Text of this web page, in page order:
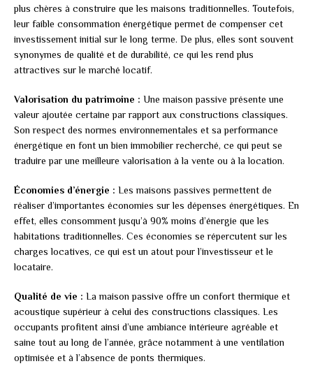
plus chères à construire que les maisons traditionnelles. Toutefois,
leur faible consommation énergétique permet de compenser cet
investissement initial sur le long terme. De plus, elles sont souvent
synonymes de qualité et de durabilité, ce qui les rend plus
attractives sur le marché locatif.
Valorisation du patrimoine : Une maison passive présente une
valeur ajoutée certaine par rapport aux constructions classiques.
Son respect des normes environnementales et sa performance
énergétique en font un bien immobilier recherché, ce qui peut se
traduire par une meilleure valorisation à la vente ou à la location.
Économies d’énergie : Les maisons passives permettent de
réaliser d’importantes économies sur les dépenses énergétiques. En
effet, elles consomment jusqu’à 90% moins d’énergie que les
habitations traditionnelles. Ces économies se répercutent sur les
charges locatives, ce qui est un atout pour l’investisseur et le
locataire.
Qualité de vie : La maison passive offre un confort thermique et
acoustique supérieur à celui des constructions classiques. Les
occupants profitent ainsi d’une ambiance intérieure agréable et
saine tout au long de l’année, grâce notamment à une ventilation
optimisée et à l’absence de ponts thermiques.